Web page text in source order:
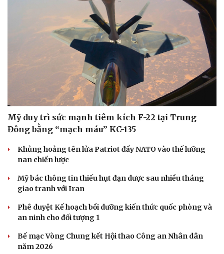
Mỹ duy trì sức mạnh tiêm kích F-22 tại Trung
Đông bằng “mạch máu” KC-135
Khủng hoảng tên lửa Patriot đẩy NATO vào thế lưỡng
nan chiến lược
Mỹ bác thông tin thiếu hụt đạn dược sau nhiều tháng
giao tranh với Iran
Phê duyệt Kế hoạch bồi dưỡng kiến thức quốc phòng và
an ninh cho đối tượng 1
Bế mạc Vòng Chung kết Hội thao Công an Nhân dân
năm 2026